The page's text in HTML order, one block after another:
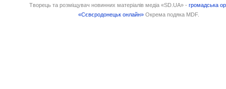
Творець та розміщувач новинних матеріалів медіа «SD.UA» -громадська
«Сєвєродонецьк онлайн» Окрема подяка MDF.